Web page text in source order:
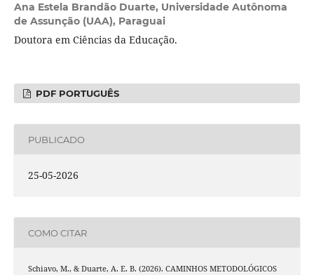
Ana Estela Brandão Duarte, Universidade Autônoma
de Assunção (UAA), Paraguai
Doutora em Ciências da Educação.
PDF PORTUGUÊS
PUBLICADO
25-05-2026
COMO CITAR
Schiavo, M., & Duarte, A. E. B. (2026). CAMINHOS METODOLÓGICOS